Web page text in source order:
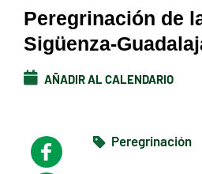
Peregrinación de
Sigüenza-
AÑADIR AL CALENDARIO
Peregrinación